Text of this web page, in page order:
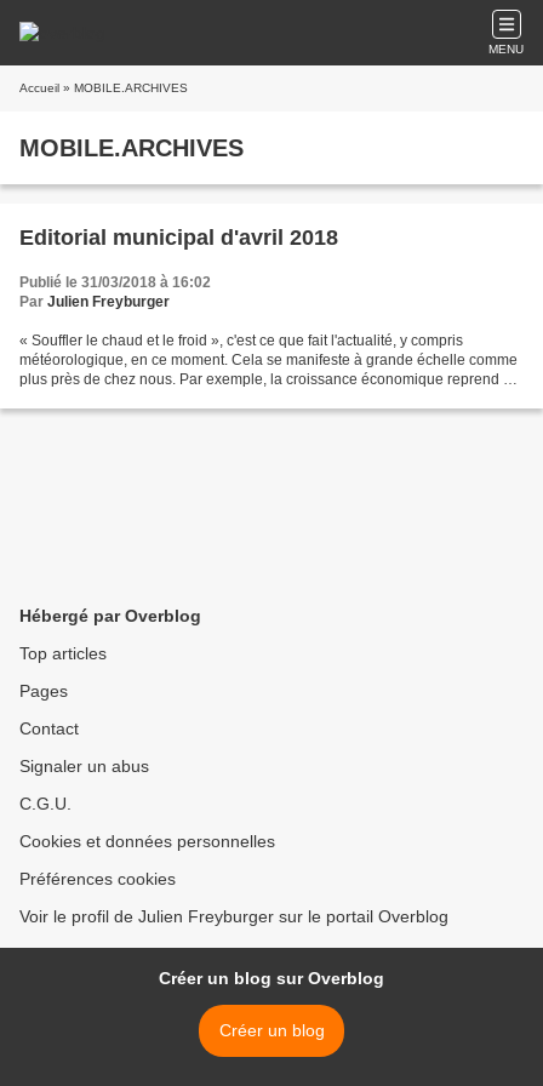
MENU
Accueil » MOBILE.ARCHIVES
MOBILE.ARCHIVES
Editorial municipal d'avril 2018
Publié le 31/03/2018 à 16:02
Par Julien Freyburger
« Souffler le chaud et le froid », c'est ce que fait l'actualité, y compris
météorologique, en ce moment. Cela se manifeste à grande échelle comme
plus près de chez nous. Par exemple, la croissance économique reprend de
Hébergé par Overblog
Top articles
Pages
Contact
Signaler un abus
C.G.U.
Cookies et données personnelles
Préférences cookies
Voir le profil de Julien Freyburger sur le portail Overblog
Créer un blog sur Overblog
Créer un blog